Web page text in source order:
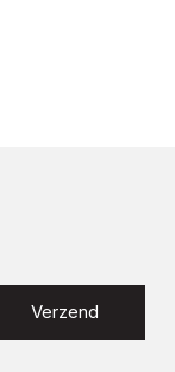
Verzend